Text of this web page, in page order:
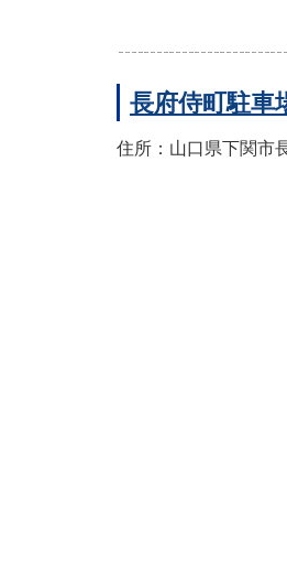
長府侍町駐車
住所：山口県下関市